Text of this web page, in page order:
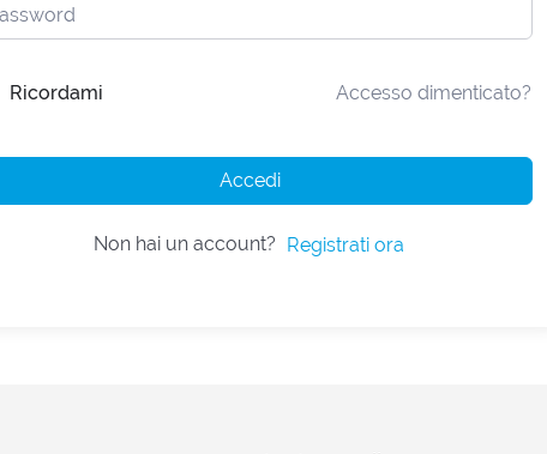
Ricordami Accesso dimenticato?
Accedi
Non hai un account? Registrati ora